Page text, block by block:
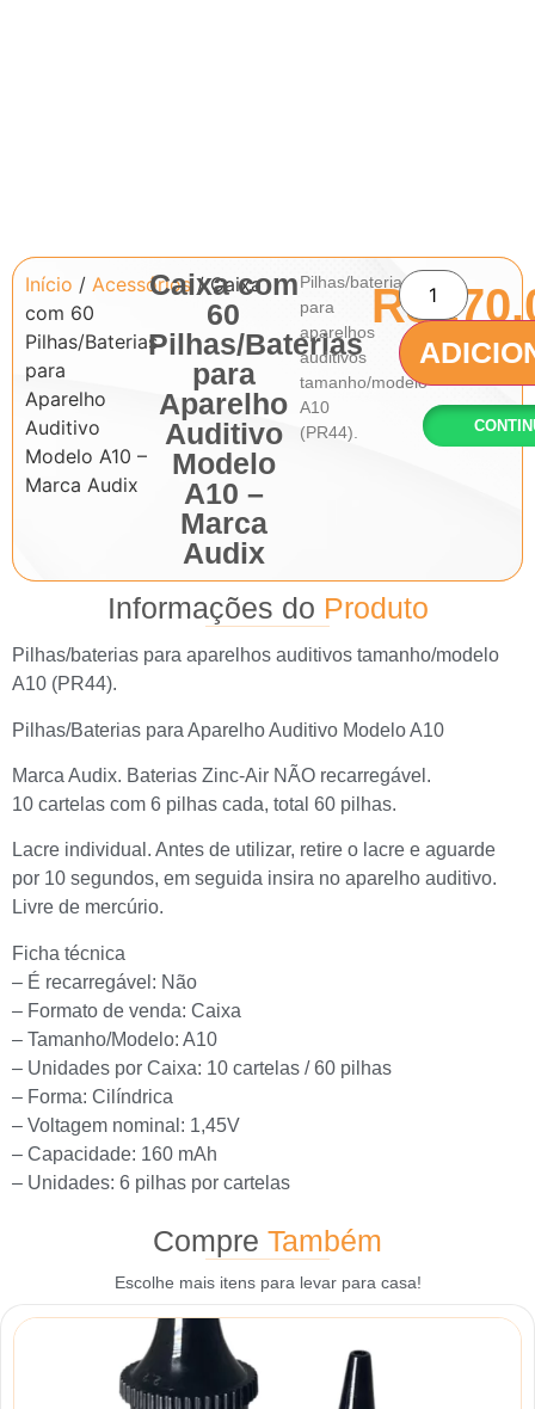
Início / Acessórios/ Caixa
com 60
Pilhas/Baterias
para
Aparelho
Auditivo
Modelo A10 –
Marca Audix
Caixa com
60
Pilhas/Baterias
para
Aparelho
Auditivo
Modelo
A10 –
Marca
Audix
Pilhas/baterias
para
aparelhos
auditivos
tamanho/modelo
A10
(PR44).
R$
Informações do Produto
Pilhas/baterias para aparelhos auditivos tamanho/modelo
A10 (PR44).
Pilhas/Baterias para Aparelho Auditivo Modelo A10
Marca Audix. Baterias Zinc-Air NÃO recarregável.
10 cartelas com 6 pilhas cada, total 60 pilhas.
Lacre individual. Antes de utilizar, retire o lacre e aguarde
por 10 segundos, em seguida insira no aparelho auditivo.
Livre de mercúrio.
Ficha técnica
– É recarregável: Não
– Formato de venda: Caixa
– Tamanho/Modelo: A10
– Unidades por Caixa: 10 cartelas / 60 pilhas
– Forma: Cilíndrica
– Voltagem nominal: 1,45V
– Capacidade: 160 mAh
– Unidades: 6 pilhas por cartelas
Compre Também
Escolhe mais itens para levar para casa!